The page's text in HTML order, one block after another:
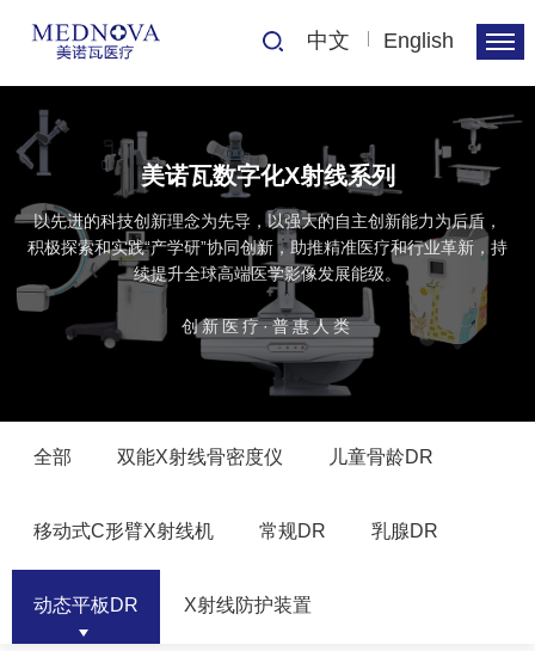
中文 English
美诺瓦数字化X射线系列
以先进的科技创新理念为先导，以强大的自主创新能力为后盾，
积极探索和实践“产学研”协同创新，助推精准医疗和行业革新，持
续提升全球高端医学影像发展能级。
创新医疗·普惠人类
全部 双能X射线骨密度仪 儿童骨龄DR
移动式C形臂X射线机 常规DR 乳腺DR
动态平板DR X射线防护装置